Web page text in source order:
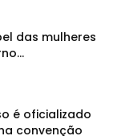
das mulheres
é oficializado
convenção